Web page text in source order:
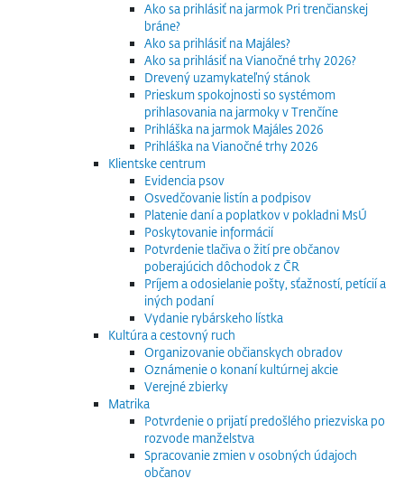
Ako sa prihlásiť na jarmok Pri trenčianskej
bráne?
Ako sa prihlásiť na Majáles?
Ako sa prihlásiť na Vianočné trhy 2026?
Drevený uzamykateľný stánok
Prieskum spokojnosti so systémom
prihlasovania na jarmoky v Trenčíne
Prihláška na jarmok Majáles 2026
Prihláška na Vianočné trhy 2026
Klientske centrum
Evidencia psov
Osvedčovanie listín a podpisov
Platenie daní a poplatkov v pokladni MsÚ
Poskytovanie informácií
Potvrdenie tlačiva o žití pre občanov
poberajúcich dôchodok z ČR
Príjem a odosielanie pošty, sťažností, petícií a
iných podaní
Vydanie rybárskeho lístka
Kultúra a cestovný ruch
Organizovanie občianskych obradov
Oznámenie o konaní kultúrnej akcie
Verejné zbierky
Matrika
Potvrdenie o prijatí predošlého priezviska po
rozvode manželstva
Spracovanie zmien v osobných údajoch
občanov